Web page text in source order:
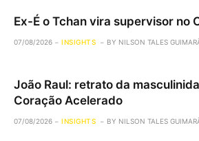
Ex-É o Tchan vira supervisor no
07/08/2026 INSIGHTS BY NILSON TALES
João Raul: retrato da
Coração Acelerado
07/08/2026 INSIGHTS BY NILSON TALES